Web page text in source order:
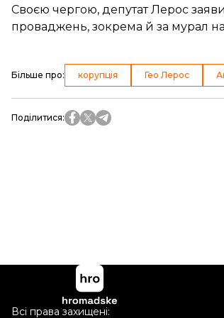
Своєю чергою, депутат Лерос
проваджень, зокрема й за мурал
Більше про: корупція Гео Лерос
Поділитися:
Всі права захищені: